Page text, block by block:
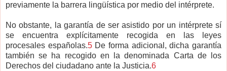
previamente la barrera lingüística por medio del intérprete.
No obstante, la garantía de ser asistido por un intérprete sí
se encuentra explícitamente recogida en las leyes
procesales españolas.5De forma adicional, dicha garantía
también se ha recogido en la denominada Carta de los
Derechos del ciudadano ante la Justicia.6